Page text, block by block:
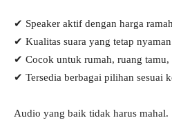
✔ Speaker aktif dengan harga
✔ Kualitas suara yang tetap
✔ Cocok untuk rumah, ruang tamu,
✔ Tersedia berbagai pilihan sesuai
Audio yang baik tidak harus mahal.